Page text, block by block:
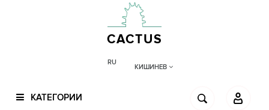
CACTUS
RU
КИШИНЕВ
КАТЕГОРИИ